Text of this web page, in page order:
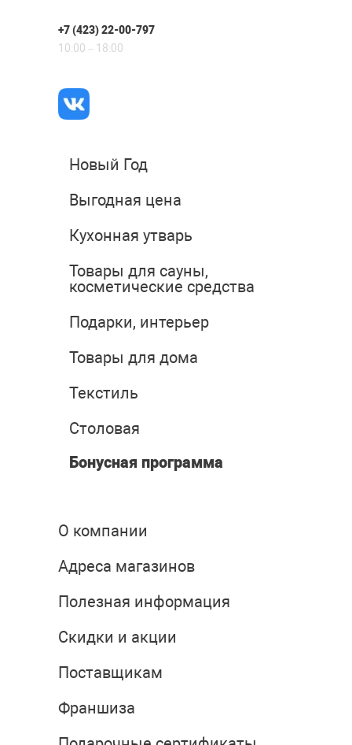
+7 (423) 22-00-797
10:00 – 18:00
Новый Год
Выгодная цена
Кухонная утварь
Товары для сауны,
косметические средства
Подарки, интерьер
Товары для дома
Текстиль
Столовая
Бонусная программа
О компании
Адреса магазинов
Полезная информация
Скидки и акции
Поставщикам
Франшиза